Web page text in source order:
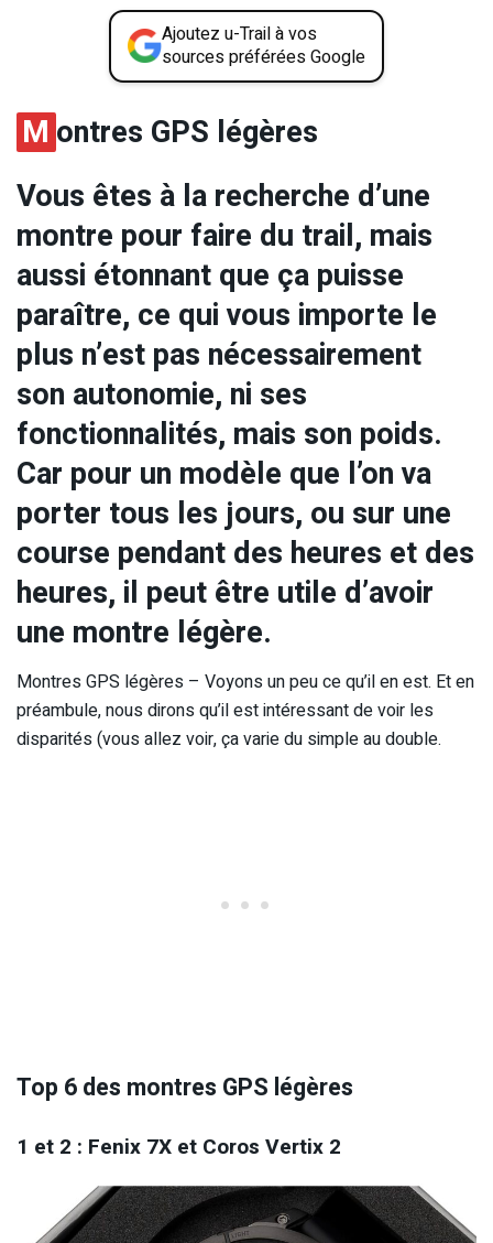
Ajoutez u-Trail à vos
sources préférées Google
M ontres GPS légères
Vous êtes à la recherche d’une
montre pour faire du trail, mais
aussi étonnant que ça puisse
paraître, ce qui vous importe le
plus n’est pas nécessairement
son autonomie, ni ses
fonctionnalités, mais son poids.
Car pour un modèle que l’on va
porter tous les jours, ou sur une
course pendant des heures et des
heures, il peut être utile d’avoir
une montre légère.
Montres GPS légères – Voyons un peu ce qu’il en est. Et en
préambule, nous dirons qu’il est intéressant de voir les
disparités (vous allez voir, ça varie du simple au double.
Top 6 des montres GPS légères
1 et 2 : Fenix 7X et Coros Vertix 2